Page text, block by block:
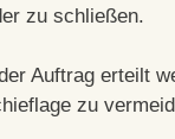
zu schließen.
Auftrag erteilt
zu